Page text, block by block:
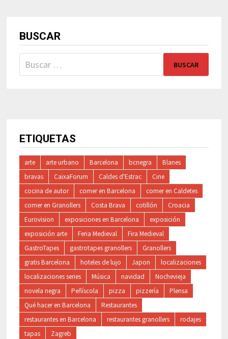
BUSCAR
Buscar:
ETIQUETAS
arte arte urbano Barcelona bcnegra
Blanes
bravas
CaixaForum Caldes d'Estrac
Cine
cocina de autor
comer en Barcelona
comer en Caldetes
comer en Granollers
Costa Brava cotillón
Croacia
Eurovision
exposiciones en Barcelona
exposición
exposición arte
Feria Medieval
Fira Medieval
GastroTapes
gastrotapes granollers
Granollers
gratis Barcelona
hoteles de lujo Japon
localizaciones
localizaciones series
Música navidad
Nochevieja
novela negra
Peñíscola pizza pizzería
Plensa
Qué hacer en Barcelona
Restaurantes
restaurantes en Barcelona
restaurantes granollers
rodajes
tapas
Zagreb